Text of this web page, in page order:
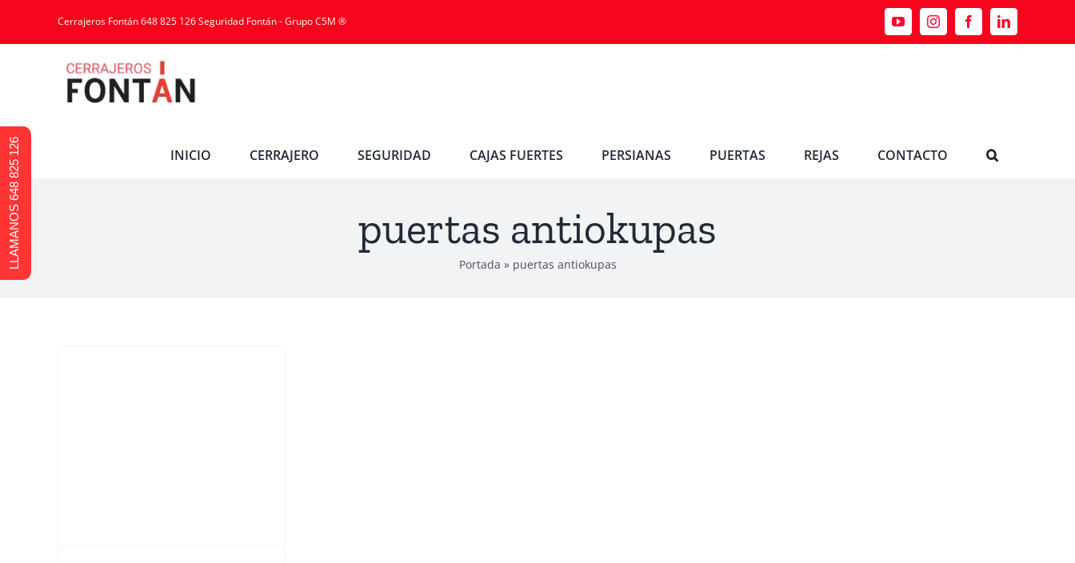
Cerrajeros Fontán 648 825 126 Seguridad Fontán - Grupo C5M ®
INICIO CERRAJERO SEGURIDAD CAJAS FUERTES PERSIANAS PUERTAS REJAS CONTACTO
puertas antiokupas
Portada » puertas antiokupas
LLAMANOS 648 825 126